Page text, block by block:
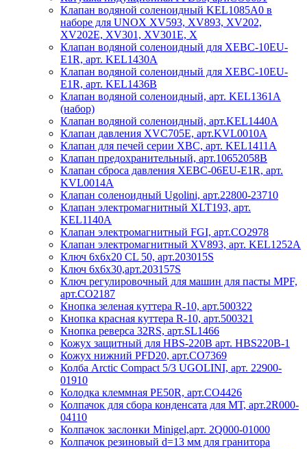
Клапан водяной соленоидный KEL1085A0 в
наборе для UNOX XV593, XV893, XV202,
XV202E, XV301, XV301E, X
Клапан водяной соленоидный для XEBC-10EU-
E1R, арт. KEL1430A
Клапан водяной соленоидный для XEBC-10EU-
E1R, арт. KEL1436В
Клапан водяной соленоидный, арт. KEL1361A
(набор)
Клапан водяной соленоидный, арт.KEL1440A
Клапан давления XVC705E, арт.KVL0010A
Клапан для печей серии XBC, арт. KEL1411A
Клапан предохранительный, арт.10652058B
Клапан сброса давления XEBC-06EU-E1R, арт.
KVL0014A
Клапан соленоидный Ugolini, арт.22800-23710
Клапан электромагнитный XLT193, арт.
KEL1140A
Клапан электромагнитный FGI, арт.CO2978
Клапан электромагнитный XV893, арт. KEL1252A
Ключ 6х6х20 CL 50, арт.203015S
Ключ 6х6х30,арт.203157S
Ключ регулировочный для машин для пасты MPF,
арт.CO2187
Кнопка зеленая куттера R-10, арт.500322
Кнопка красная куттера R-10, арт.500321
Кнопка реверса 32RS, арт.SL1466
Кожух защитный для HBS-220B арт. HBS220B-1
Кожух нижний PFD20, арт.CO7369
Колба Arctic Compact 5/3 UGOLINI, арт. 22900-
01910
Колодка клеммная PE50R, арт.CO4426
Колпачок для сбора конденсата для МТ, арт.2R000-
04110
Колпачок заслонки Minigel,арт. 2Q000-01000
Колпачок резиновый d=13 мм для гранитора